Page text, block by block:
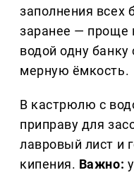
заполнения всех
заранее — проще
водой одну банку
мерную ёмкость.
В кастрюлю с
приправу для
лавровый лист и
кипения. Важно: